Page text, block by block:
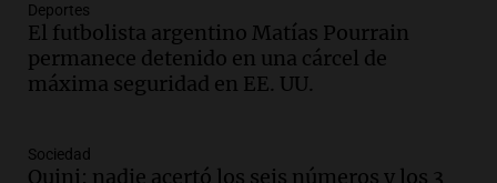
Audio.
recuerdo del paso de Juan Pablo II: "Te
traspasaba con la mirada"
Amamos los Domingos
Audio.
un imperdible cordobés para los
Deportes
El futbolista argentino Matías Pourrain
permanece detenido en una cárcel de
máxima seguridad en EE. UU.
Sociedad
Quini: nadie acertó los seis números y los 3